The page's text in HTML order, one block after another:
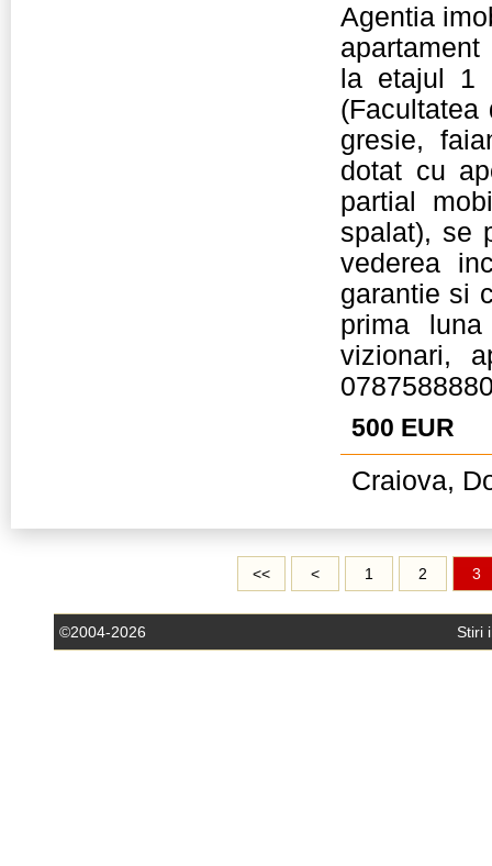
Agentia
la etajul 1
gresie,
dotat cu
partial
spalat), se
vederea
garantie si
prima
vizionari,
500 EUR
Craiova,
<< < 1 2 3
©2004-2026 Stiri